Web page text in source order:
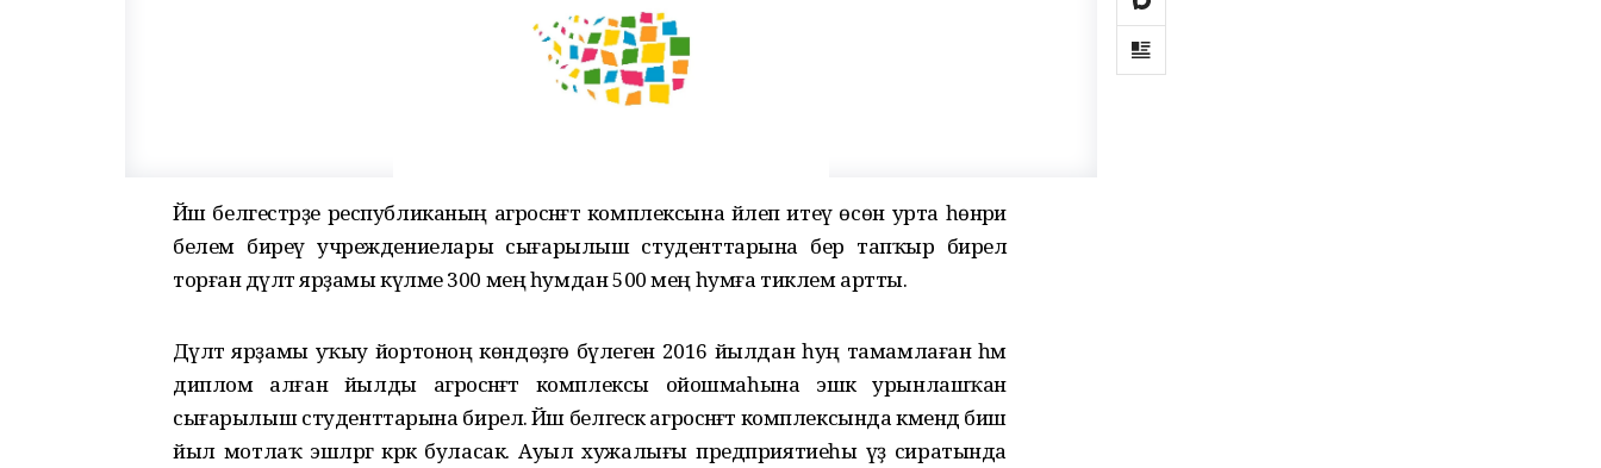
Йәш белгестәрҙе республиканың агросәнәғәт комплексына йәлеп итеү өсөн урта һөнәри
белем биреү учреждениелары сығарылыш студенттарына бер тапҡыр бирелә
торған дәүләт ярҙамы күләме 300 мең һумдан 500 мең һумға тиклем артты.
Дәүләт ярҙамы уҡыу йортоноң көндөҙгө бүлеген 2016 йылдан һуң тамамлаған һәм
диплом алған йылды агросәнәғәт комплексы ойошмаһына эшкә урынлашҡан
сығарылыш студенттарына бирелә. Йәш белгескә агросәнәғәт комплексында кәмендә биш
йыл мотлаҡ эшләргә кәрәк буласак. Ауыл хужалығы предприятиеһы үҙ сиратында